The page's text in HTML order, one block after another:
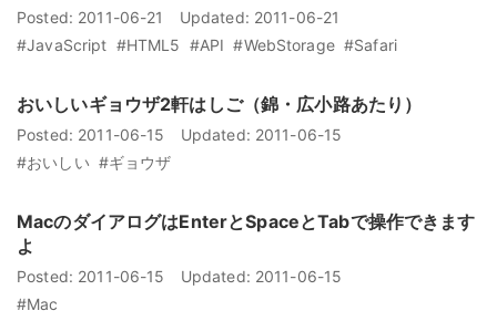
Posted: 2011-06-21 Updated: 2011-06-21
#JavaScript #HTML5 #API #WebStorage #Safari
おいしいギョウザ2軒はしご（錦・広小路あたり）
Posted: 2011-06-15 Updated: 2011-06-15
#おいしい #ギョウザ
MacのダイアログはEnterとSpaceとTabで操作できます
よ
Posted: 2011-06-15 Updated: 2011-06-15
#Mac